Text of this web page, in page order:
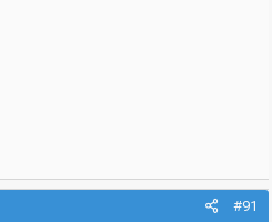
#91